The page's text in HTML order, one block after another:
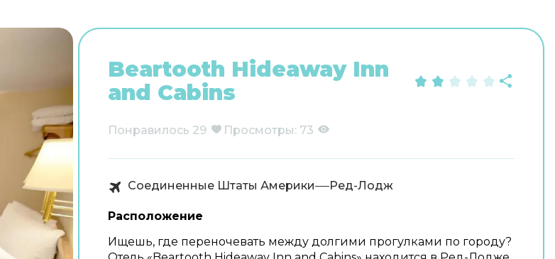
Beartooth Hideaway Inn
and Cabins
Понравилось 29 Просмотры: 73
Соединенные Штаты Америки Ред-Лодж
Расположение
Ищешь, где переночевать между долгими прогулками по городу?